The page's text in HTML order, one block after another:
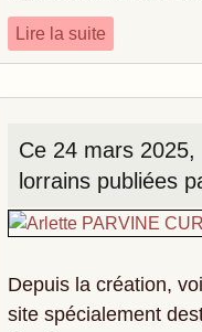
Lire la suite
Ce 24 mars
lorrains publiées
Depuis la création,
site spécialement